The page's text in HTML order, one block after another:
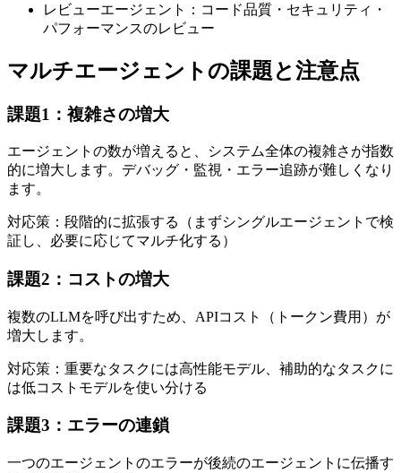
レビューエージェント：コード品質・セキュリティ・
パフォーマンスのレビュー
マルチエージェントの課題と注意点
課題1：複雑さの増大
エージェントの数が増えると、システム全体の複雑さが指数
的に増大します。デバッグ・監視・エラー追跡が難しくなり
ます。
対応策：段階的に拡張する（まずシングルエージェントで検
証し、必要に応じてマルチ化する）
課題2：コストの増大
複数のLLMを呼び出すため、APIコスト（トークン費用）が
増大します。
対応策：重要なタスクには高性能モデル、補助的なタスクに
は低コストモデルを使い分ける
課題3：エラーの連鎖
一つのエージェントのエラーが後続のエージェントに伝播す